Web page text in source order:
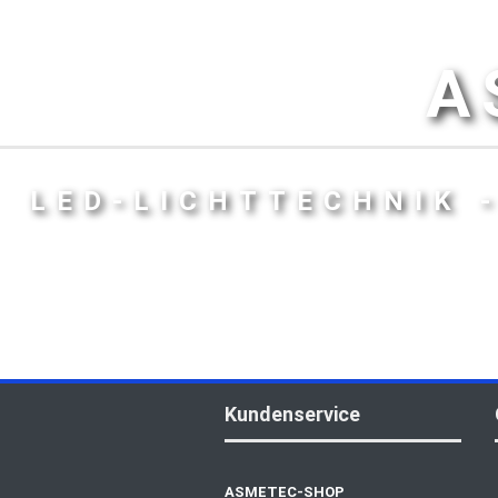
LED-LICHTTECHNIK
Kundenservice
ASMETEC-SHOP